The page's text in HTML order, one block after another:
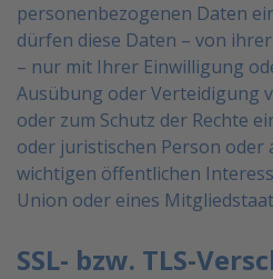
personenbezogenen Daten
dürfen diese Daten – von
– nur mit Ihrer Einwilligung
Ausübung oderVerteidigung
oder zum Schutz der Rechte
oder juristischen Person oder
wichtigen öffentlichen
Union oder eines
SSL- bzw. TLS-